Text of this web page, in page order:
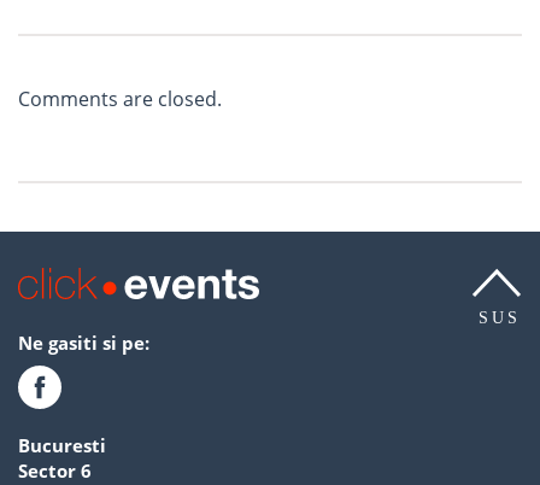
Comments are closed.
SUS
Ne gasiti si pe:
Bucuresti
Sector 6